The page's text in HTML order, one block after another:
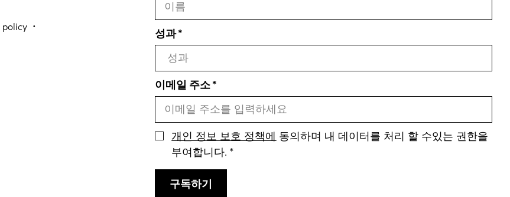
policy
성과
이메일 주소
개인 정보 보호 정책에 동의하며 내 데이터를 처리 할 수있는 권한을
부여합니다.
구독하기